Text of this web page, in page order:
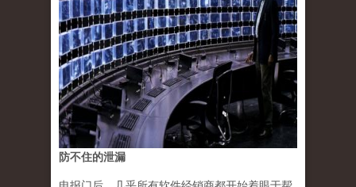
防不住的泄漏